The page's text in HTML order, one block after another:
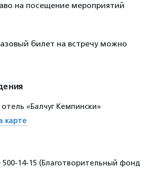
на посещение мероприятий
билет на встречу можно
отель «Балчуг Кемпински»
карте
14-15 (Благотворительный фонд